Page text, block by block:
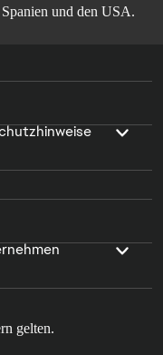
und den USA.
gelten.